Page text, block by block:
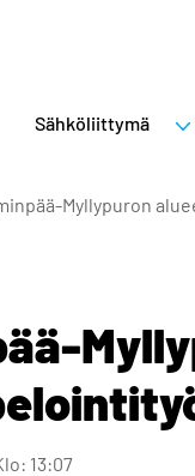
Sähköliittymä
Myllypuron
13:07